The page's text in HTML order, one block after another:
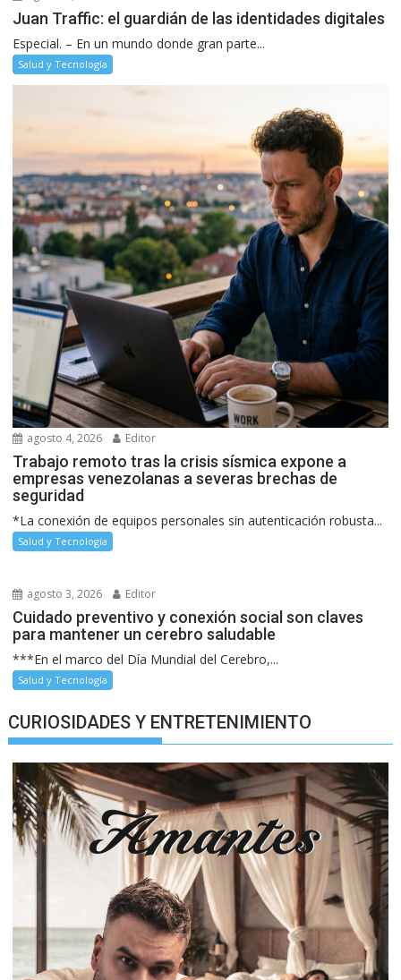
Juan Traffic: el guardián de las identidades digitales
Especial. – En un mundo donde gran parte...
Salud y Tecnología
agosto 4, 2026 Editor
Trabajo remoto tras la crisis sísmica expone a
empresas venezolanas a severas brechas de
seguridad
*La conexión de equipos personales sin autenticación robusta...
Salud y Tecnología
agosto 3, 2026 Editor
Cuidado preventivo y conexión social son claves
para mantener un cerebro saludable
***En el marco del Día Mundial del Cerebro,...
Salud y Tecnología
CURIOSIDADES Y ENTRETENIMIENTO